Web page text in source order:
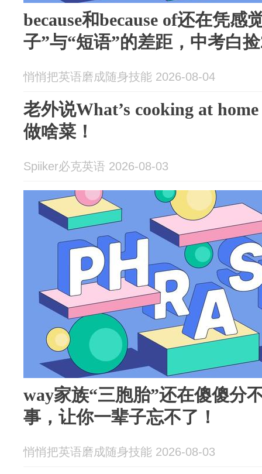
because和because of还在凭感
子”与“短语”的差距，中考白
悄悄把英语磨成随身技能 2026-08-04
老外说What’s cooking at
做啥菜！
Spiiker必克英语 2026-08-03
way家族“三胞胎”还在傻傻分
事，让你一辈子忘不了！
悄悄把英语磨成随身技能 2026-08-03